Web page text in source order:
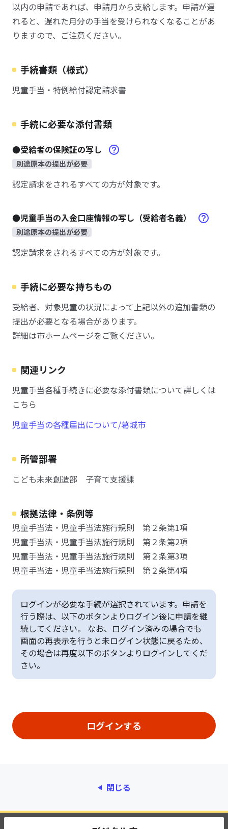
以内の申請であれば、申請月から支給します。申請が遅
れると、遅れた月分の手当を受けられなくなることがあ
りますので、ご注意ください。
手続書類（様式）
児童手当・特例給付認定請求書
手続に必要な添付書類
●受給者の保険証の写し
別途原本の提出が必要
認定請求をされるすべての方が対象です。
●児童手当の入金口座情報の写し（受給者名義）
別途原本の提出が必要
認定請求をされるすべての方が対象です。
手続に必要な持ちもの
受給者、対象児童の状況によって上記以外の追加書類の
提出が必要となる場合があります。
詳細は市ホームページをご覧ください。
関連リンク
児童手当各種手続きに必要な添付書類について詳しくは
こちら
児童手当の各種届出について/葛󠄀城市
所管部署
こども未来創造部 子育て支援課
根拠法律・条例等
児童手当法・児童手当法施行規則 第２条第1項
児童手当法・児童手当法施行規則 第２条第2項
児童手当法・児童手当法施行規則 第２条第3項
児童手当法・児童手当法施行規則 第２条第4項
ログインが必要な手続が選択されています。申請を
行う際は、以下のボタンよりログイン後に申請を継
続してください。 なお、ログイン済みの場合でも
画面の再表示を行うと未ログイン状態に戻るため、
その場合は再度以下のボタンよりログインしてくだ
さい。
閉じる